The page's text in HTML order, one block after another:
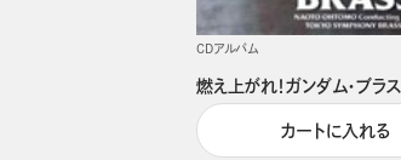
CDアルバム
燃え上がれ！ガンダム・ブラス
カートに入れる